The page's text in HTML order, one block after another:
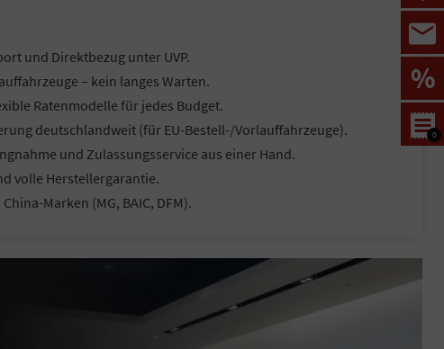
und Direktbezug unter UVP.
– kein langes Warten.
Ratenmodelle für jedes Budget.
deutschlandweit (für EU-Bestell-/Vorlauffahrzeuge).
und Zulassungsservice aus einer Hand.
volle Herstellergarantie.
Marken (MG, BAIC, DFM).
%
0